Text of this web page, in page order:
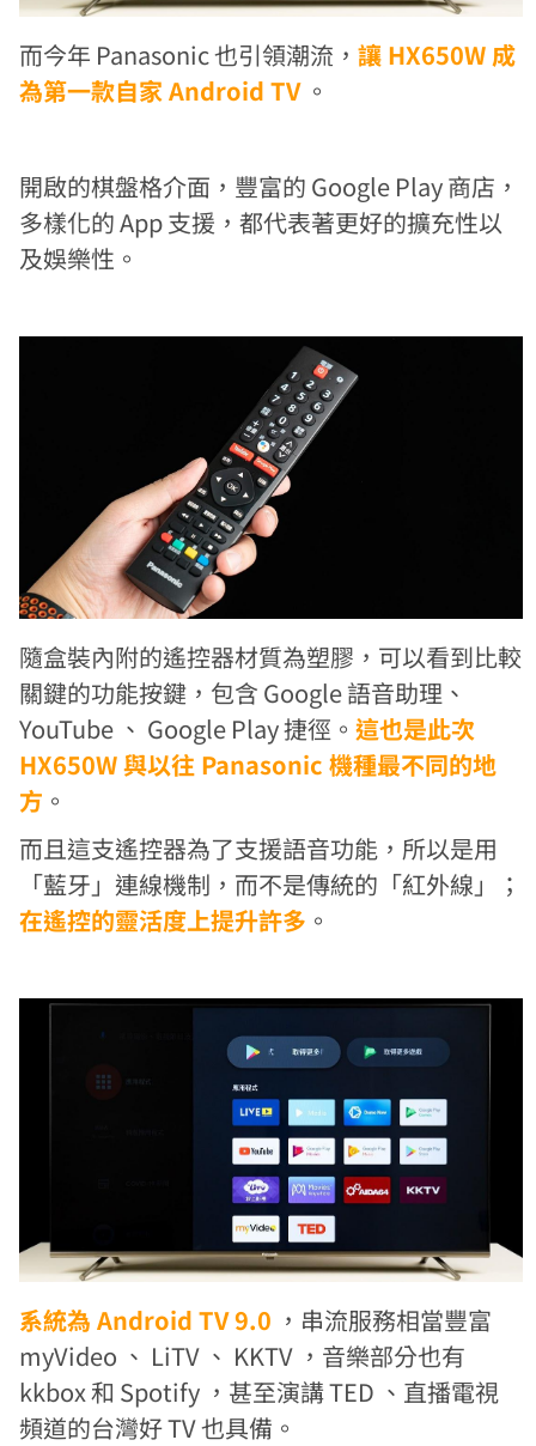
而今年 Panasonic 也引領潮流，讓 HX650W 成
為第一款自家 Android TV。
開啟的棋盤格介面，豐富的 Google Play 商店，
多樣化的 App 支援，都代表著更好的擴充性以
及娛樂性。
隨盒裝內附的遙控器材質為塑膠，可以看到比較
關鍵的功能按鍵，包含 Google 語音助理、
YouTube 、 Google Play 捷徑。這也是此次
HX650W 與以往 Panasonic 機種最不同的地
方 。
而且這支遙控器為了支援語音功能，所以是用
「藍牙」連線機制，而不是傳統的「紅外線」；
在遙控的靈活度上提升許多 。
系統為 Android TV 9.0 ，串流服務相當豐富
myVideo 、 LiTV 、 KKTV ，音樂部分也有
kkbox 和 Spotify ，甚至演講 TED 、直播電視
頻道的台灣好 TV 也具備。